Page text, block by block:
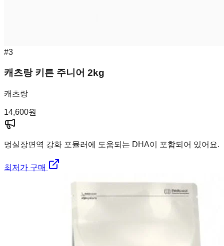
#3
캐츠랑 키튼 주니어 2kg
캐츠랑
14,600원
멍실장면역 강화 포뮬러에 도움되는 DHA이 포함되어 있어요.
최저가 구매